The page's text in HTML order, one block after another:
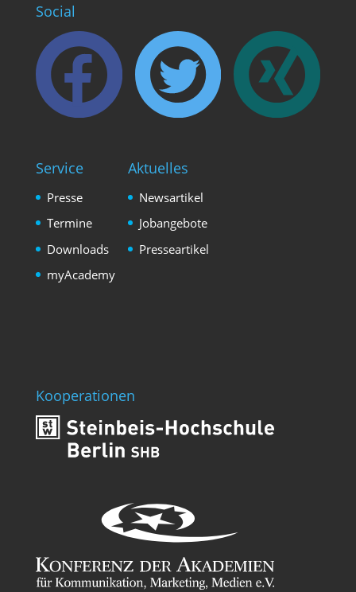
Social
Service
Presse
Termine
Downloads
myAcademy
Aktuelles
Newsartikel
Jobangebote
Presseartikel
Kooperationen